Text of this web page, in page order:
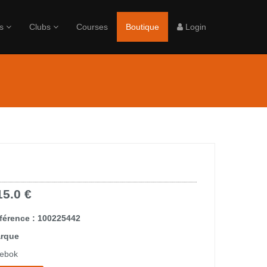
Clubs Courses Boutique Login
€
: 100225442